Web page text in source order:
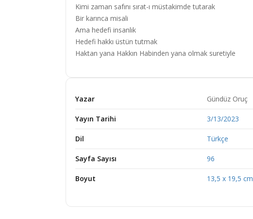
Kimi zaman safını sırat-ı müstakimde tutarak
Bir karınca misali
Ama hedefi insanlık
Hedefi hakkı üstün tutmak
Haktan yana Hakkın Habinden yana olmak suretiyle
Yazar Gündüz Oruç
Yayın Tarihi 3/13/2023
Dil Türkçe
Sayfa Sayısı 96
Boyut 13,5 x 19,5 cm